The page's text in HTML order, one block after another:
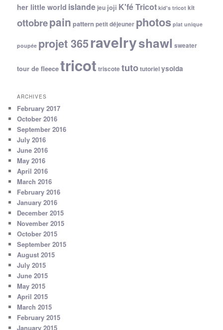
her little world islande jeu joji K'fé Tricot kid's tricot kit
ottobrepain pattern petit déjeuner photos plat unique
poupée projet 365ravelryshawl sweater
tour de fleecetricot triscote tutotutorielysolda
ARCHIVES
February 2017
October 2016
September 2016
July 2016
June 2016
May 2016
April 2016
March 2016
February 2016
January 2016
December 2015
November 2015
October 2015
September 2015
August 2015
July 2015
June 2015
May 2015
April 2015
March 2015
February 2015
January 2015